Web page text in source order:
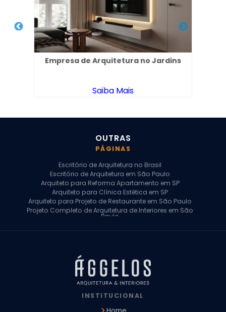
Empresa de Arquitetura no Jardins
Saiba Mais
OUTRAS
PÁGINAS
Escritório de Arquitetura no Brasil
Escritório de Arquitetura em São Paulo
Arquiteto para Reforma Apartamento em SP
Arquiteto para Clínica Estética em SP
Arquiteto para Projeto de Restaurante em São Paulo
Projeto Completo de Arquitetura de Interiores em São
Paulo
Arquiteto para Projeto Comercial em São Paulo
Arquiteto Comercial
Arquiteto para Reforma de Apartamento
Arquiteto para Reforma Residencial
Arquitetura para Reforma de Casas
Design de Interiores Apartamentos
INSTITUCIONAL